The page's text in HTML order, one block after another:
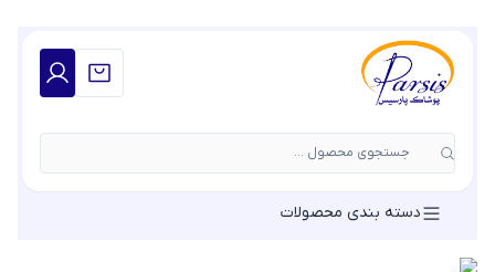
جستجوی محصول ...
دسته بندی محصولات